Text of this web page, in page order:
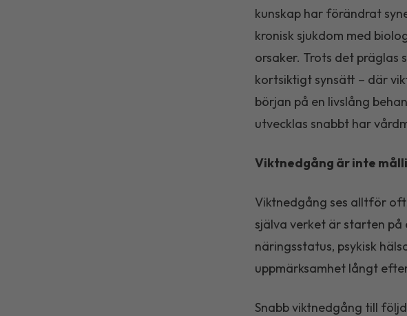
kunskap har förändrat
kronisk sjukdom med
orsaker. Trots det
kortsiktigt synsätt – där
början på en livslång
utvecklas snabbt har
Viktnedgång är inte
Viktnedgång ses alltför
själva verket är starten
näringsstatus, psykisk
uppmärksamhet långt
Snabb viktnedgång till